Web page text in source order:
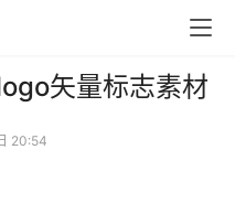
矢量标志素材
20:54